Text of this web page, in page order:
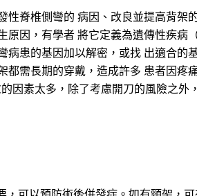
脊椎側彎的 病因、改良並提高背架
因，有學者 將它定義為遺傳性疾病
病患的基因加以解密，或找 出適合的
需長期的穿戴，造成許多 患者因疼
因素太多，除了考慮開刀的風險之外